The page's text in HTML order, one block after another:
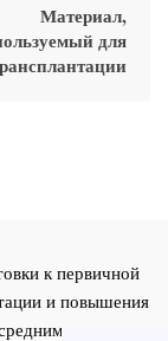
Материал,
для
к первичной
и повышения
и высшим